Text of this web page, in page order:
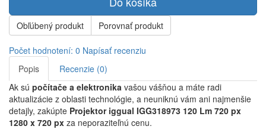
Obľúbený produkt Porovnať produkt
Počet hodnotení: 0 Napísať recenziu
Popis
Recenzie (0)
Ak sú počítače a elektronika vašou vášňou a máte radi
aktualizácie z oblasti technológie, a neuniknú vám ani najmenšie
detajly, zakúpte Projektor iggual IGG318973 120 Lm 720 px
1280 x 720 px za neporaziteľnú cenu.